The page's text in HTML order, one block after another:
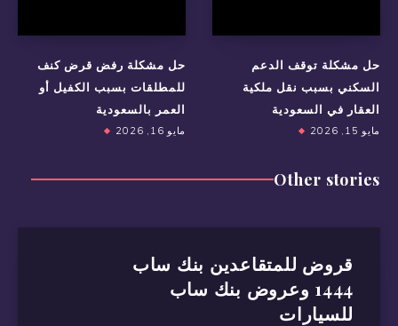
حل مشكلة رفض قرض كنف
للمطلقات بسبب الكفيل أو
العمر بالسعودية
مايو 16, 2026
حل مشكلة توقف الدعم
السكني بسبب نقل ملكية
العقار في السعودية
مايو 15, 2026
Other stories
قروض للمتقاعدين بنك ساب
1444 وعروض بنك ساب
للسيارات